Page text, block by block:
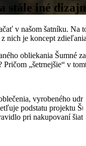
stále iné
v našom šatníku. Na
nich je koncept
obliekania Šumné
Pričom „šetrnejšie“ v
vyrobeného
podstatu projektu
pri nakupovaní šiat